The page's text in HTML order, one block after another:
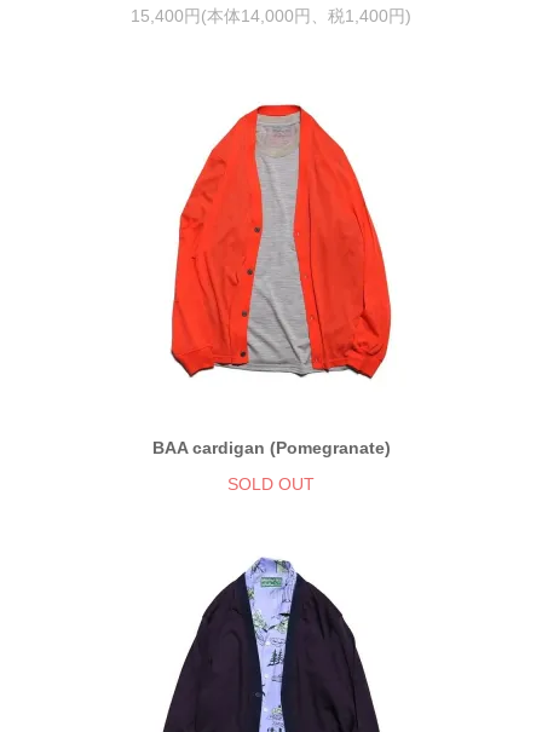
15,400円(本体14,000円、税1,400円)
BAA cardigan (Pomegranate)
SOLD OUT